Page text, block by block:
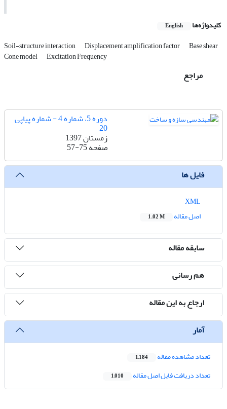
کلیدواژه‌ها English
Soil-structure interaction Displacement amplification factor Base shear
Cone model Excitation Frequency
مراجع
دوره 5، شماره 4 - شماره پیاپی
20
زمستان 1397
صفحه57-75
فایل ها
اصل مقاله
1.02 M
سابقه مقاله
هم رسانی
ارجاع به این مقاله
آمار
تعداد مشاهده مقاله 1,184
تعداد دریافت فایل اصل مقاله 1,010